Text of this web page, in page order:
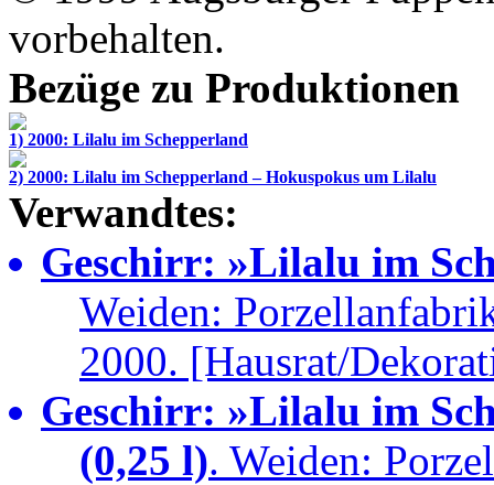
vorbehalten.
Bezüge zu Produktionen
1) 2000: Lilalu im Schepperland
2) 2000: Lilalu im Schepperland – Hokuspokus um Lilalu
Verwandtes:
Geschirr: »Lilalu im
Weiden:
2000. [Hausrat/
Geschirr: »Lilalu im
(0,25 l). Weiden: